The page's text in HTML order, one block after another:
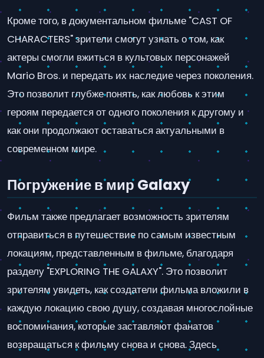
Кроме того, в документальном фильме "CAST OF
CHARACTERS" зрители смогут узнать о том, как
актеры смогли вжиться в культовых персонажей
Mario Bros. и передать их наследие через поколения.
Это позволит глубже понять, как любовь к этим
героям передается от одного поколения к другому и
как они продолжают оставаться актуальными в
современном мире.
Погружение в мир Galaxy
Фильм также предлагает возможность зрителям
отправиться в путешествие по самым известным
локациям, представленным в фильме, благодаря
разделу "EXPLORING THE GALAXY". Это позволит
зрителям увидеть, как создатели фильма вложили в
каждую локацию свою душу, создавая многослойные
воспоминания, которые заставляют фанатов
возвращаться к фильму снова и снова. Здесь